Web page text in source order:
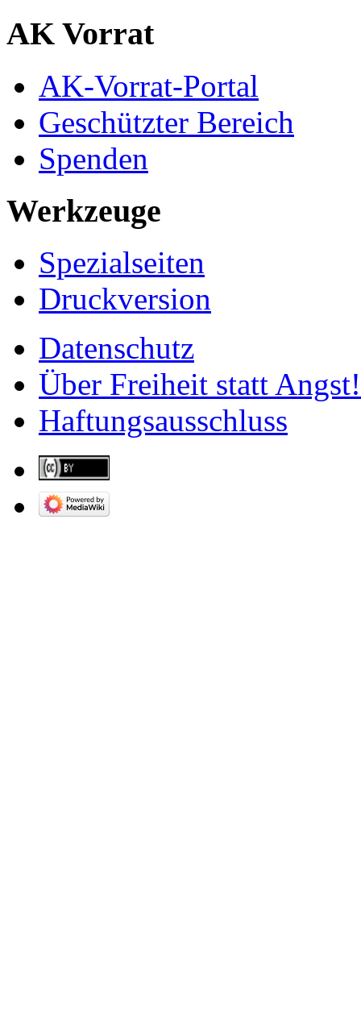
AK Vorrat
AK-Vorrat-Portal
Geschützter Bereich
Spenden
Werkzeuge
Spezialseiten
Druckversion
Datenschutz
Über Freiheit statt Angst!
Haftungsausschluss